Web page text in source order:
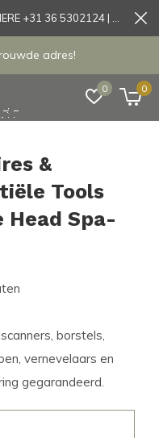
0 0
Almere / Tönisvorst /
&
Tools
Spa-
borstels,
vernevelaars en
gegarandeerd.